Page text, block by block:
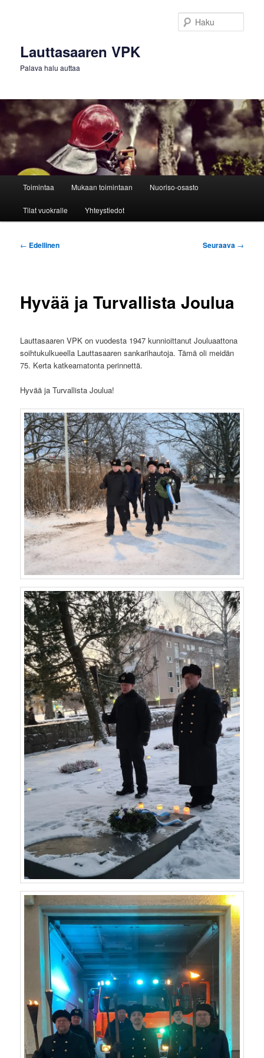
Lauttasaaren VPK
Palava halu auttaa
Toimintaa Mukaan toimintaan Nuoriso-osasto
Tilat vuokralle Yhteystiedot
Artikkelien
← Edellinen Seuraava →
Hyvää ja Turvallista Joulua
Lauttasaaren VPK on vuodesta 1947 kunnioittanut Jouluaattona
soihtukulkueella Lauttasaaren sankarihautoja. Tämä oli meidän
75. Kerta katkeamatonta perinnettä.
Hyvää ja Turvallista Joulua!